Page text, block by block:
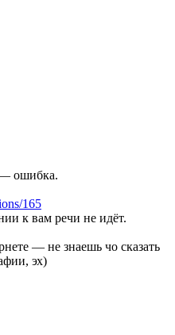
ошибка.
165
к вам речи не идёт.
— не знаешь чо сказать
эх)